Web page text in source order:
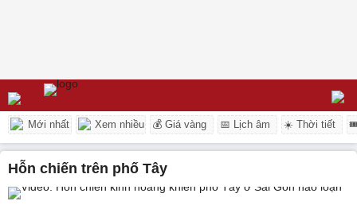
Mới nhất Xem nhiều 💰 Giá vàng 📅 Lịch âm ☀️ Thời tiết
hỗn chiến trên phố Tây